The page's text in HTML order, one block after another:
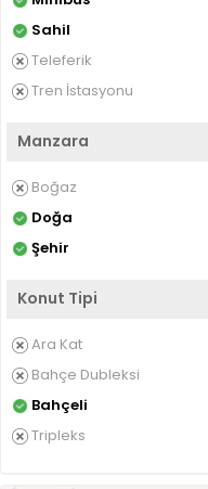
Sahil
Teleferik
Tren İstasyonu
Manzara
Boğaz
Doğa
Şehir
Konut Tipi
Ara Kat
Bahçe Dubleksi
Bahçeli
Tripleks